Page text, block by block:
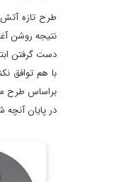
طرح تازه
نتیجه روشن
دست گرفتن
با هم توافق
براساس طرح
در پایان